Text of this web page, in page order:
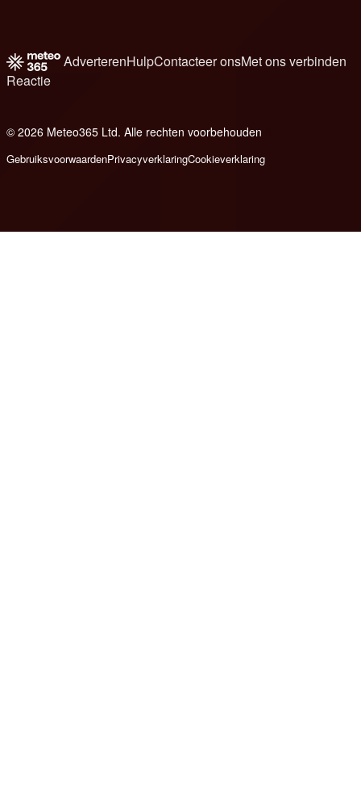
AdverterenHulpContacteer onsMet ons verbinden
Reactie
© 2026 Meteo365 Ltd. Alle rechten voorbehouden
GebruiksvoorwaardenPrivacyverklaringCookieverklaring